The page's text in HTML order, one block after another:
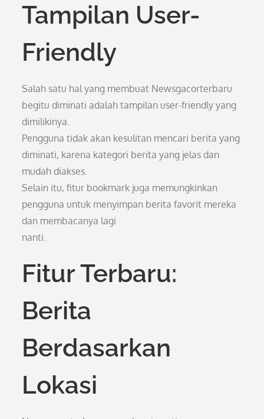
Tampilan User-
Friendly
Salah satu hal yang membuat Newsgacorterbaru
begitu diminati adalah tampilan user-friendly yang
dimilikinya.
Pengguna tidak akan kesulitan mencari berita yang
diminati, karena kategori berita yang jelas dan
mudah diakses.
Selain itu, fitur bookmark juga memungkinkan
pengguna untuk menyimpan berita favorit mereka
dan membacanya lagi
nanti.
Fitur Terbaru:
Berita
Berdasarkan
Lokasi